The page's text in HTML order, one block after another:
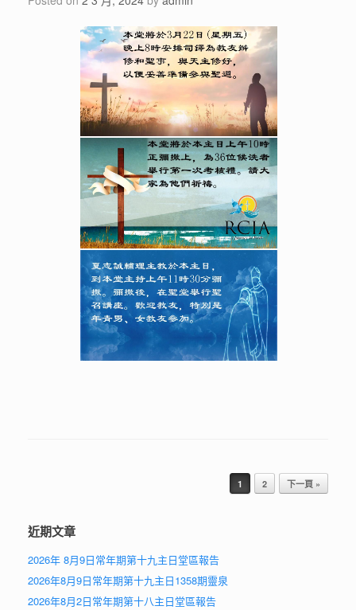
1 2 下一頁 »
近期文章
2026年 8月9日常年期第十九主日堂區報告
2026年8月9日常年期第十九主日1358期靈泉
2026年8月2日常年期第十八主日堂區報告